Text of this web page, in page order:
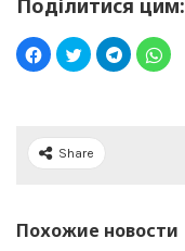
Поділитися цим:
Share
Похожие новости